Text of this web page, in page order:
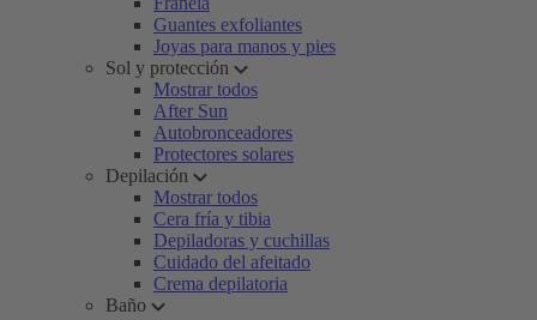
Guantes exfoliantes
Joyas para manos y pies
Sol y protección
Mostrar todos
After Sun
Autobronceadores
Protectores solares
Depilación
Mostrar todos
Cera fría y tibia
Depiladoras y cuchillas
Cuidado del afeitado
Crema depilatoria
Baño